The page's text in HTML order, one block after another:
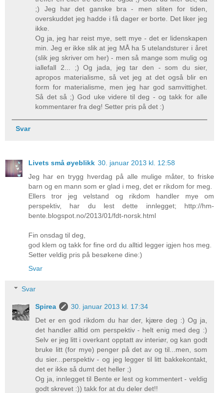
;) Jeg har det ganske bra - men sliten for tiden,
overskuddet jeg hadde i få dager er borte. Det liker jeg
ikke.
Og ja, jeg har reist mye, sett mye - det er lidenskapen
min. Jeg er ikke slik at jeg MÅ ha 5 utelandsturer i året
(slik jeg skriver om her) - men så mange som mulig og
iallefall 2... ;) Og jada, jeg tar den - som du sier,
apropos materialisme, så vet jeg at det også blir en
form for materialisme, men jeg har god samvittighet.
Så det så ;) God uke videre til deg - og takk for alle
kommentarer fra deg! Setter pris på det :)
Svar
Livets små øyeblikk 30. januar 2013 kl. 12:58
Jeg har en trygg hverdag på alle mulige måter, to friske
barn og en mann som er glad i meg, det er rikdom for meg.
Ellers tror jeg velstand og rikdom handler mye om
perspektiv, har du lest dette innlegget; http://hm-
bente.blogspot.no/2013/01/fdt-norsk.html
Fin onsdag til deg,
god klem og takk for fine ord du alltid legger igjen hos meg.
Setter veldig pris på besøkene dine:)
Svar
Svar
Spirea
30. januar 2013 kl. 17:34
Det er en god rikdom du har der, kjære deg :) Og ja,
det handler alltid om perspektiv - helt enig med deg :)
Selv er jeg litt i overkant opptatt av interiør, og kan godt
bruke litt (for mye) penger på det av og til...men, som
du sier...perspektiv - og jeg legger til litt bakkekontakt,
det er ikke så dumt det heller ;)
Og ja, innlegget til Bente er lest og kommentert - veldig
godt skrevet :)) takk for at du deler det!!